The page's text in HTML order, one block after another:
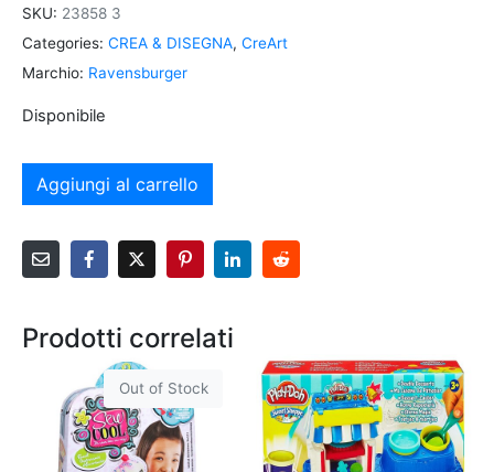
SKU: 23858 3
Categories: CREA & DISEGNA, CreArt
Marchio: Ravensburger
Disponibile
Aggiungi al carrello
Prodotti correlati
Out of Stock